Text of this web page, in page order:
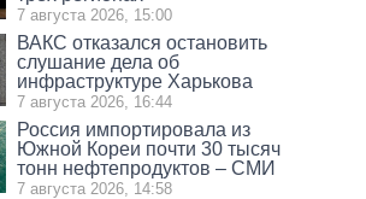
7 августа 2026, 15:00
ВАКС отказался остановить
слушание дела об
инфраструктуре Харькова
7 августа 2026, 16:44
Россия импортировала из
Южной Кореи почти 30 тысяч
тонн нефтепродуктов – СМИ
7 августа 2026, 14:58